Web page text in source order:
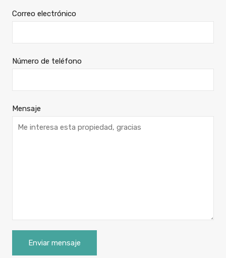
Correo electrónico
Número de teléfono
Mensaje